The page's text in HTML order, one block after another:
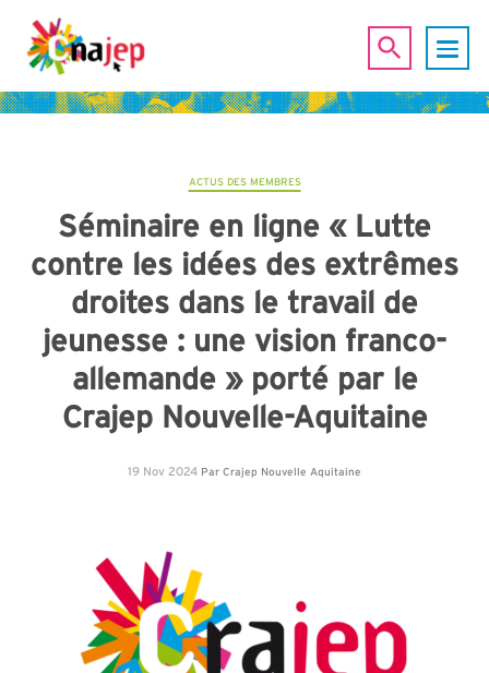
ACTUS DES MEMBRES
Séminaire en ligne « Lutte
contre les idées des extrêmes
droites dans le travail de
jeunesse : une vision franco-
allemande » porté par le
Crajep Nouvelle-Aquitaine
19 Nov 2024 Par Crajep Nouvelle Aquitaine